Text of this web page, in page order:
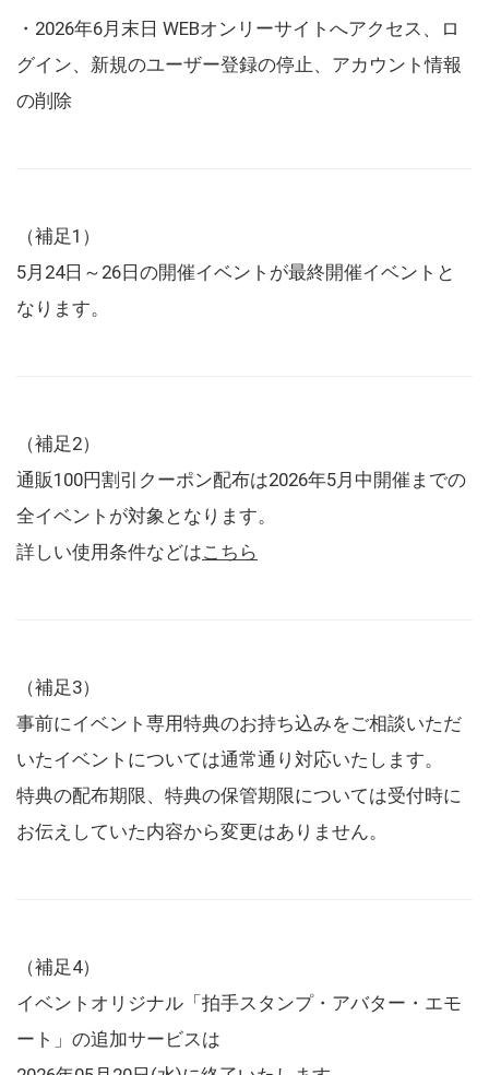
・2026年6月末日 WEBオンリーサイトへアクセス、ロ
グイン、新規のユーザー登録の停止、アカウント情報
の削除
（補足1）
5月24日～26日の開催イベントが最終開催イベントと
なります。
（補足2）
通販100円割引クーポン配布は2026年5月中開催までの
全イベントが対象となります。
詳しい使用条件などはこちら
（補足3）
事前にイベント専用特典のお持ち込みをご相談いただ
いたイベントについては通常通り対応いたします。
特典の配布期限、特典の保管期限については受付時に
お伝えしていた内容から変更はありません。
（補足4）
イベントオリジナル「拍手スタンプ・アバター・エモ
ート」の追加サービスは